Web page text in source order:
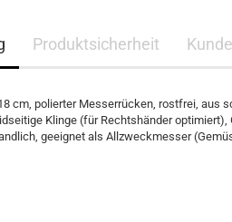
Produktsicherheit
cm, polierter Messerrücken, rostfrei, aus
Klinge (für Rechtshänder
geeignet als Allzweckmesser